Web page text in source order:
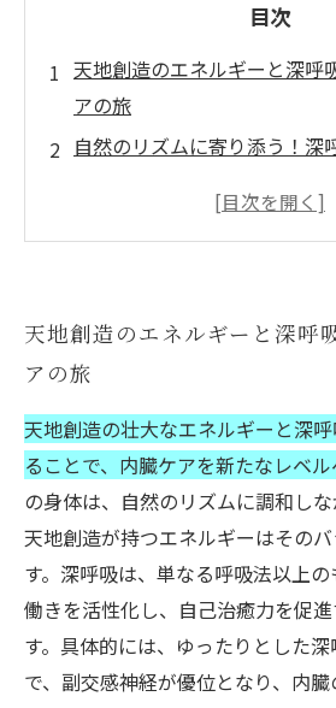
目次
天地創造のエネルギーと深呼
アの旅
自然のリズムに寄り添う！深
天地と調和する呼吸法で自己
を整える
日常に取り入れるリラクゼー
造と呼吸で健やかな毎日へ
深呼吸がもたらす驚きの自己
ケアの基礎知識
天地創造の力を味方に、心身
の実践法
天地創造のエネルギーと深呼
アの旅
天地創造の壮大なエネルギーと深
ることで、内臓ケアを新たなレベル
の身体は、自然のリズムに調和しな
天地創造が持つエネルギーはその
す。深呼吸は、単なる呼吸法以上
働きを活性化し、自己治癒力を促
す。具体的には、ゆったりとした
で、副交感神経が優位となり、内